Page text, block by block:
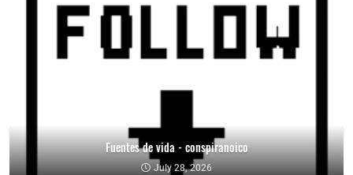
Fuentes de vida - conspiranoico
July 28, 2026